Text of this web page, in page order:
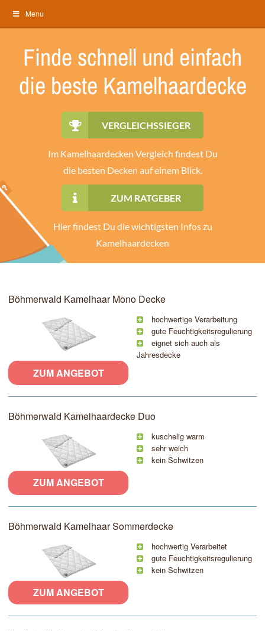
Menu
Finde schnell und einfach
die beste Kamelhaardecke
Im Kamelhaardecken
findest Du
die besten Decken auf einem Blick.
ZUM RATGEBER
Hier findest Du die wichtigsten Infos zu
Kamelhaardecken
Böhmerwald Kamelhaar Mono Decke
hochwertige Verarbeitung
gute Feuchtigkeitsregulierung
eignet sich auch als
Jahresdecke
ZUM ANGEBOT
Böhmerwald Kamelhaardecke Duo
kuschelig warm
sehr weich
kein Schwitzen
ZUM ANGEBOT
Böhmerwald Kamelhaar Sommerdecke
hochwertig Verarbeitet
gute Feuchtigkeitsregulierung
kein Schwitzen
ZUM ANGEBOT